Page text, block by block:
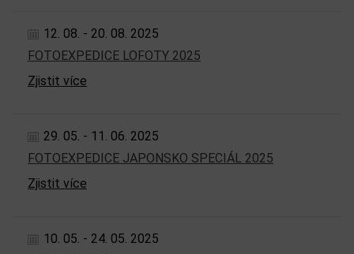
12. 08. - 20. 08. 2025
FOTOEXPEDICE LOFOTY 2025
Zjistit více
29. 05. - 11. 06. 2025
FOTOEXPEDICE JAPONSKO SPECIÁL 2025
Zjistit více
10. 05. - 24. 05. 2025